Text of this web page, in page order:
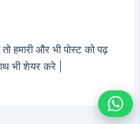
हमारी और भी पोस्ट को पढ़
भी शेयर करे |